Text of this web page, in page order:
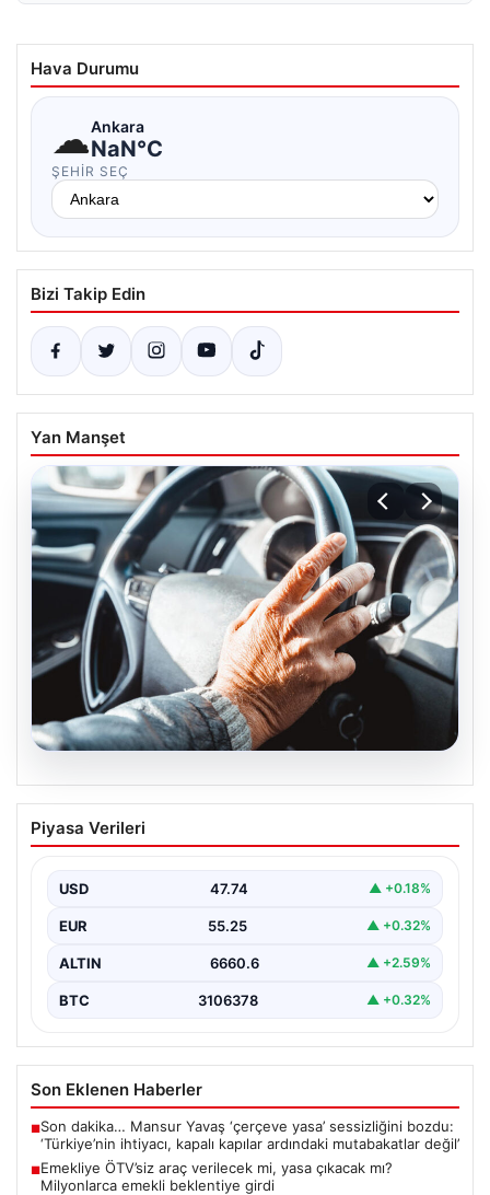
Hava Durumu
☁Ankara
NaN°C
ŞEHIR SEÇ
Bizi Takip Edin
Yan Manşet
Emekliye ÖTV’siz araç verilecek mi,
yasa çıkacak mı? Milyonlarca emekli
Piyasa Verileri
USD 47.74 ▲ +0.18%
EUR 55.25 ▲ +0.32%
ALTIN 6660.6 ▲ +2.59%
BTC 3106378 ▲ +0.32%
Son Eklenen Haberler
■Son dakika… Mansur Yavaş ‘çerçeve yasa’ sessizliğini bozdu:
‘Türkiye’nin ihtiyacı, kapalı kapılar ardındaki mutabakatlar değil’
■Emekliye ÖTV’siz araç verilecek mi, yasa çıkacak mı?
Milyonlarca emekli beklentiye girdi